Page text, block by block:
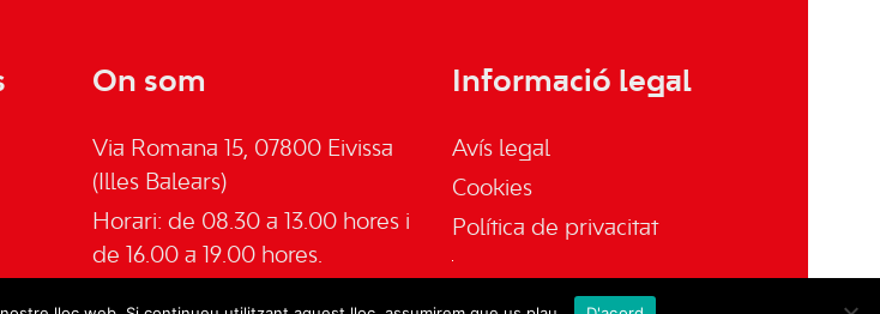
On som
Via Romana 15, 07800 Eivissa
(Illes Balears)
Horari: de 08.30 a 13.00 hores i
de 16.00 a 19.00 hores.
Informació legal
Avís legal
Cookies
Política de privacitat